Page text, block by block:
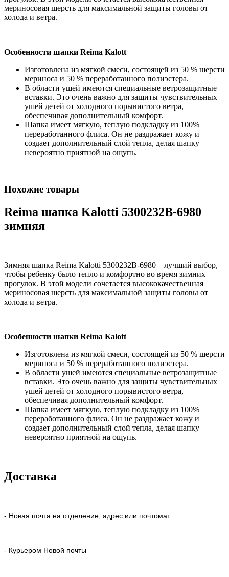
мериносовая шерсть для максимальной защиты головы от
холода и ветра.
Особенности шапки Reima Kalott
Изготовлена из мягкой смеси, состоящей из 50 % шерсти
мериноса и 50 % переработанного полиэстера.
В области ушей имеются специальные ветрозащитные
вставки. Это очень важно для защиты чувствительных
ушей детей от холодного порывистого ветра,
обеспечивая дополнительный комфорт.
Шапка имеет мягкую, теплую подкладку из 100%
переработанного флиса. Он не раздражает кожу и
создает дополнительный слой тепла, делая шапку
невероятно приятной на ощупь.
Похожие товары
Reima шапка Kalotti 5300232B-6980
зимняя
Зимняя шапка Reima Kalotti 5300232B-6980 – лучший выбор,
чтобы ребенку было тепло и комфортно во время зимних
прогулок. В этой модели сочетается высококачественная
мериносовая шерсть для максимальной защиты головы от
холода и ветра.
Особенности шапки Reima Kalott
Изготовлена из мягкой смеси, состоящей из 50 % шерсти
мериноса и 50 % переработанного полиэстера.
В области ушей имеются специальные ветрозащитные
вставки. Это очень важно для защиты чувствительных
ушей детей от холодного порывистого ветра,
обеспечивая дополнительный комфорт.
Шапка имеет мягкую, теплую подкладку из 100%
переработанного флиса. Он не раздражает кожу и
создает дополнительный слой тепла, делая шапку
невероятно приятной на ощупь.
Доставка
- Новая почта на отделение, адрес или почтомат
- Курьером Новой почты